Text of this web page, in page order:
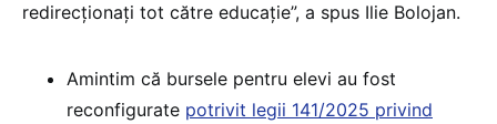
redirecționați tot către educație”, a spus Ilie Bolojan.
Amintim că bursele pentru elevi au fost
reconfigurate potrivit legii 141/2025 privind